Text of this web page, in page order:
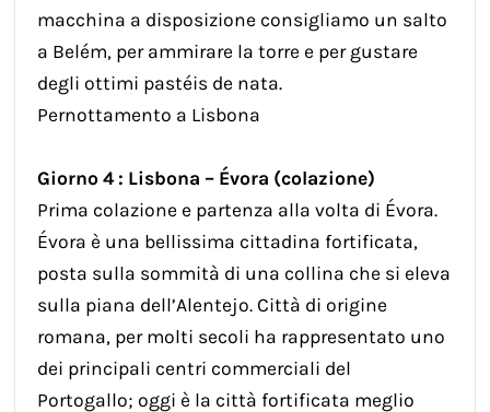
macchina a disposizione consigliamo un salto
a Belém, per ammirare la torre e per gustare
degli ottimi pastéis de nata.
Pernottamento a Lisbona
Giorno 4 : Lisbona – Évora (colazione)
Prima colazione e partenza alla volta di Évora.
Évora è una bellissima cittadina fortificata,
posta sulla sommità di una collina che si eleva
sulla piana dell’Alentejo. Città di origine
romana, per molti secoli ha rappresentato uno
dei principali centri commerciali del
Portogallo; oggi è la città fortificata meglio